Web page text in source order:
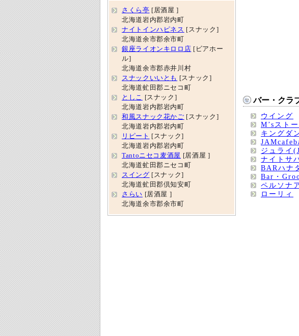
バー・クラ
ウイング
M’sスト
キングダ
ジュライ
ナイトサ
BARハナ
Bar・
ペルソナ
ローリィ
さくら亭 [居酒屋 ]
北海道岩内郡岩内町
ナイトインハピネス [スナック]
北海道余市郡余市町
銀座ライオンキロロ店 [ビアホー
ル]
北海道余市郡赤井川村
スナックいいとも
[スナック]
北海道虻田郡ニセコ町
としこ
[スナック]
北海道岩内郡岩内町
和風スナック花かご [スナック]
北海道岩内郡岩内町
リピート
[スナック]
北海道岩内郡岩内町
Tantoニセコ麦酒屋 [居酒屋 ]
北海道虻田郡ニセコ町
スイング [スナック]
北海道虻田郡倶知安町
さらい [居酒屋 ]
北海道余市郡余市町